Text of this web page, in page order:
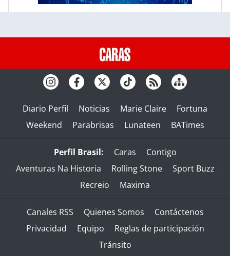
Diario Perfil Noticias Marie Claire
Fortuna
Weekend
Parabrisas Lunateen BATimes
Perfil Brasil: Caras
Contigo
Aventuras Na Historia
Rolling Stone
Sport Buzz
Recreio
Maxima
Canales RSS Quienes Somos
Contáctenos
Privacidad
Equipo
Reglas de participación
Tránsito